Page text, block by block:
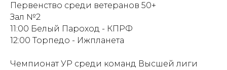
Первенство среди ветеранов 50+
Зал №2
11:00 Белый Пароход - КПРФ
12:00 Торпедо - Ижпланета
Чемпионат УР среди команд Высшей лиги